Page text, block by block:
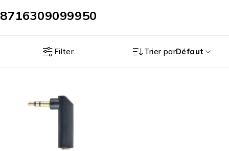
8716309099950
Filter Trier parDéfaut